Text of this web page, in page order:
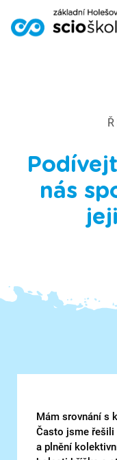
nás
Mám srovnání s
Často jsme řešili
a plnění